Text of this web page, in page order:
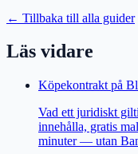
← Tillbaka till alla guider
Läs vidare
Köpekontrakt på
Vad ett juridiskt
innehålla, gratis
minuter — utan